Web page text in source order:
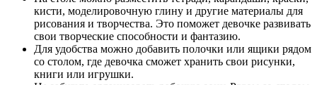
кисти, моделировочную глину и другие материалы для
рисования и творчества. Это поможет девочке развивать
свои творческие способности и фантазию.
Для удобства можно добавить полочки или ящики рядом
со столом, где девочка сможет хранить свои рисунки,
книги или игрушки.